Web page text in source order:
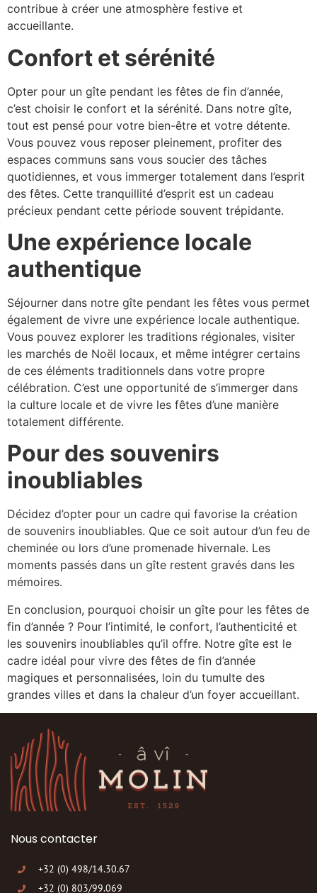
contribue à créer une atmosphère festive et
accueillante.
Confort et sérénité
Opter pour un gîte pendant les fêtes de fin d’année,
c’est choisir le confort et la sérénité. Dans notre gîte,
tout est pensé pour votre bien-être et votre détente.
Vous pouvez vous reposer pleinement, profiter des
espaces communs sans vous soucier des tâches
quotidiennes, et vous immerger totalement dans l’esprit
des fêtes. Cette tranquillité d’esprit est un cadeau
précieux pendant cette période souvent trépidante.
Une expérience locale
authentique
Séjourner dans notre gîte pendant les fêtes vous permet
également de vivre une expérience locale authentique.
Vous pouvez explorer les traditions régionales, visiter
les marchés de Noël locaux, et même intégrer certains
de ces éléments traditionnels dans votre propre
célébration. C’est une opportunité de s’immerger dans
la culture locale et de vivre les fêtes d’une manière
totalement différente.
Pour des souvenirs
inoubliables
Décidez d’opter pour un cadre qui favorise la création
de souvenirs inoubliables. Que ce soit autour d’un feu de
cheminée ou lors d’une promenade hivernale. Les
moments passés dans un gîte restent gravés dans les
mémoires.
En conclusion, pourquoi choisir un gîte pour les fêtes de
fin d’année ? Pour l’intimité, le confort, l’authenticité et
les souvenirs inoubliables qu’il offre. Notre gîte est le
cadre idéal pour vivre des fêtes de fin d’année
magiques et personnalisées, loin du tumulte des
grandes villes et dans la chaleur d’un foyer accueillant.
Nous contacter
+32 (0) 498/14.30.67
+32 (0) 803/99.069